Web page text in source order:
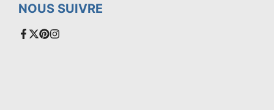
NOUS SUIVRE